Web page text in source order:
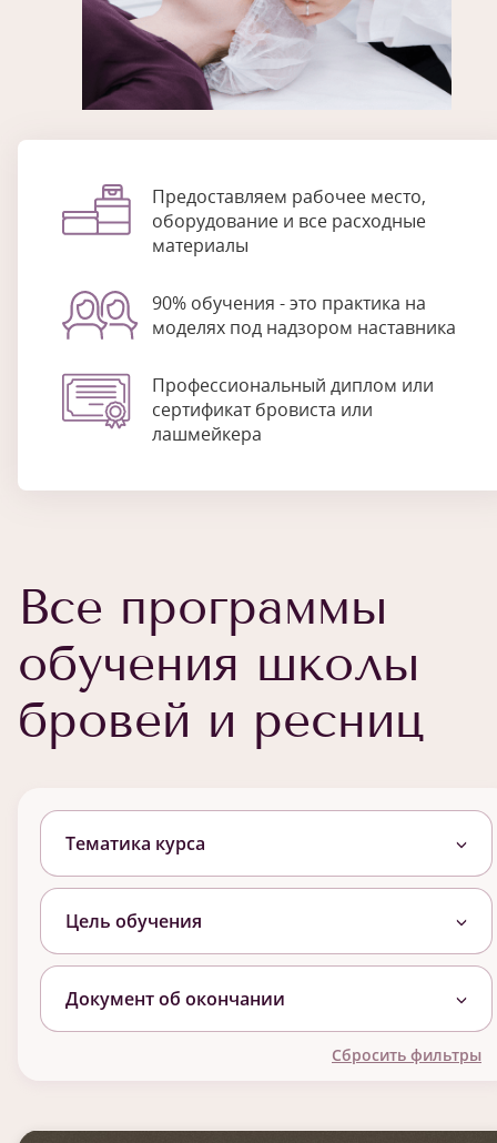
Предоставляем рабочее место,
оборудование и все расходные
материалы
90% обучения - это практика на
моделях под надзором наставника
Профессиональный диплом или
сертификат бровиста или
лашмейкера
Все программы
обучения школы
бровей и ресниц
Тематика курса
Цель обучения
Документ об окончании
Сбросить фильтры